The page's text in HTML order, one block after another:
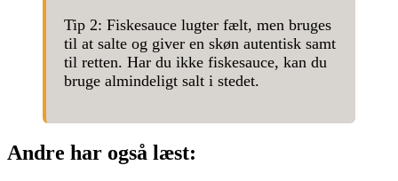
Tip 2: Fiskesauce lugter fælt, men bruges
til at salte og giver en skøn autentisk samt
til retten. Har du ikke fiskesauce, kan du
bruge almindeligt salt i stedet.
Andre har også læst: